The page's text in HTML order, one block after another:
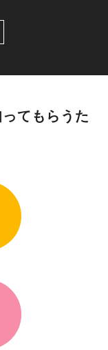
てもらうた